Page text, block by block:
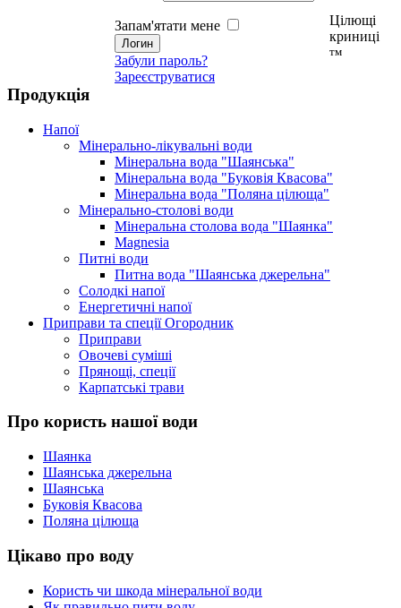
Запам'ятати мене
Забули пароль?
Зареєструватися
Цілющі
криниці
тм
Продукція
Напої
Мінерально-лікувальні води
Мінеральна вода "Шаянська"
Мінеральна вода "Буковія Квасова"
Мінеральна вода "Поляна цілюща"
Мінерально-столові води
Мінеральна столова вода "Шаянка"
Magnesia
Питні води
Питна вода "Шаянська джерельна"
Солодкі напої
Енергетичні напої
Приправи та спеції Огородник
Приправи
Овочеві суміші
Прянощі, спеції
Карпатські трави
Про користь нашої води
Шаянка
Шаянська джерельна
Шаянська
Буковія Квасова
Поляна цілюща
Цікаво про воду
Користь чи шкода мінеральної води